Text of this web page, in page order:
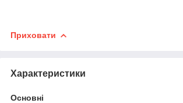
Приховати
Характеристики
Основні